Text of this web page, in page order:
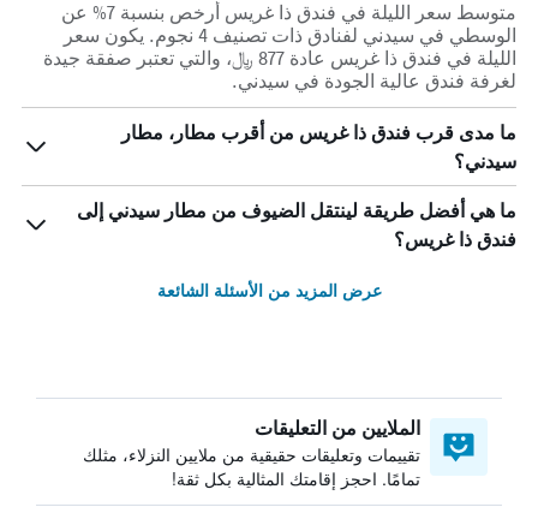
متوسط سعر الليلة في فندق ذا غريس أرخص بنسبة 7% عن
الوسطي في سيدني لفنادق ذات تصنيف 4 نجوم. يكون سعر
الليلة في فندق ذا غريس عادة 877 ﷼، والتي تعتبر صفقة جيدة
لغرفة فندق عالية الجودة في سيدني.
ما مدى قرب فندق ذا غريس من أقرب مطار، مطار
سيدني؟
ما هي أفضل طريقة لينتقل الضيوف من مطار سيدني إلى
فندق ذا غريس؟
عرض المزيد من الأسئلة الشائعة
الملايين من التعليقات
تقييمات وتعليقات حقيقية من ملايين النزلاء، مثلك
تمامًا. احجز إقامتك المثالية بكل ثقة!